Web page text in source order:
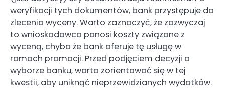
weryfikacji tych dokumentów, bank przystępuje do
zlecenia wyceny. Warto zaznaczyć, że zazwyczaj
to wnioskodawca ponosi koszty związane z
wyceną, chyba że bank oferuje tę usługę w
ramach promocji. Przed podjęciem decyzji o
wyborze banku, warto zorientować się w tej
kwestii, aby uniknąć nieprzewidzianych wydatków.